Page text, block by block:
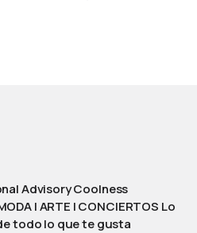
Advisory Coolness
| ARTE | CONCIERTOS Lo
todo lo que te gusta